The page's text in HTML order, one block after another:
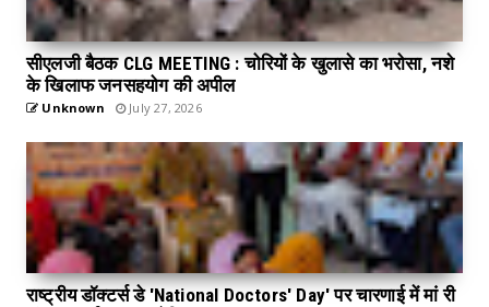
सीएलजी बैठक CLG MEETING : चोरियों के खुलासे का भरोसा, नशे
के खिलाफ जनसहयोग की अपील
Unknown July 27, 2026
राष्ट्रीय डॉक्टर्स डे 'National Doctors' Day' पर चारणाई में मां री